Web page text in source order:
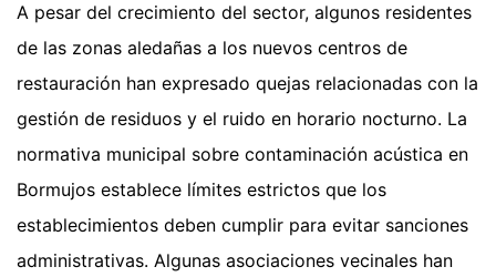
A pesar del crecimiento del sector, algunos residentes
de las zonas aledañas a los nuevos centros de
restauración han expresado quejas relacionadas con la
gestión de residuos y el ruido en horario nocturno. La
normativa municipal sobre contaminación acústica en
Bormujos establece límites estrictos que los
establecimientos deben cumplir para evitar sanciones
administrativas. Algunas asociaciones vecinales han